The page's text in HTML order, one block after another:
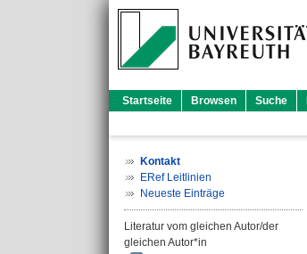
Startseite Browsen Suche
Kontakt
ERef Leitlinien
Neueste Einträge
Literatur vom gleichen Autor/der
gleichen Autor*in